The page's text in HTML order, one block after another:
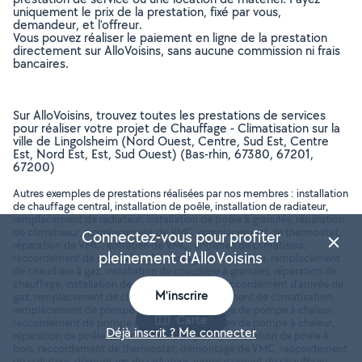
uniquement le prix de la prestation, fixé par vous,
demandeur, et l’offreur.
Vous pouvez réaliser le paiement en ligne de la prestation
directement sur AlloVoisins, sans aucune commission ni frais
bancaires.
Sur AlloVoisins, trouvez toutes les prestations de services
pour réaliser votre projet de Chauffage - Climatisation sur la
ville de Lingolsheim (Nord Ouest, Centre, Sud Est, Centre
Est, Nord Est, Est, Sud Ouest) (Bas-rhin, 67380, 67201,
67200)
Autres exemples de prestations réalisées par nos membres : installation
de chauffage central, installation de poêle, installation de radiateur,
remplacement de radiateur, installation de poêle à granulés, réparation
de climatiseur, remplacement de VMC, remplacement de thermostat,
réparation de VMC, entretien de VMC, entretien de climatiseur,
raccordement de chaudière, démontage de chaudière, remplacement
de chaudière à gaz, installation de chaudière à granulés, réparation de
chauffage, installation de chauffage au fuel, raccordement d'arrivée de
gaz, remplacement de climatisation, raccordement de climatisation,
remplacement de pompe à chaleur, dépannage de pompe à chaleur,
réparation de poêle, raccordement de poêle, installation de pôele à
Carte
Connectez-vous pour profiter
pleinement d'AlloVoisins
M'inscrire
Déjà inscrit ? Me connecter